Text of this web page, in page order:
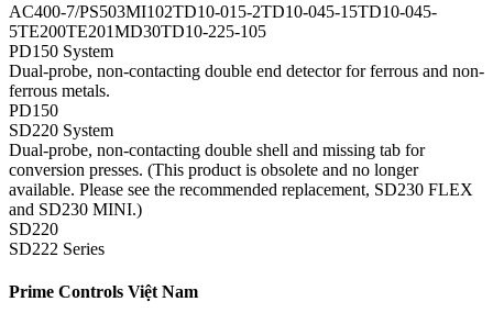
AC400-7/PS503MI102TD10-015-2TD10-045-15TD10-045-
5TE200TE201MD30TD10-225-105
PD150 System
Dual-probe, non-contacting double end detector for ferrous and non-
ferrous metals.
PD150
SD220 System
Dual-probe, non-contacting double shell and missing tab for
conversion presses. (This product is obsolete and no longer
available. Please see the recommended replacement, SD230 FLEX
and SD230 MINI.)
SD220
SD222 Series
Prime Controls Việt Nam